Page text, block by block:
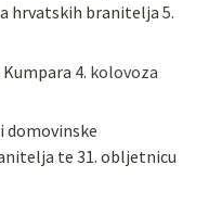
hrvatskih branitelja 5.
4. kolovoza
domovinske
te 31. obljetnicu